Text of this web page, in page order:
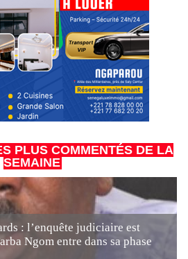
PLUS COMMENTÉS DE LA
SEMAINE
: l’enquête judiciaire est
Ngom entre dans sa phase